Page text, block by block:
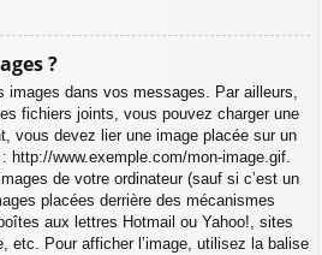
?
images dans vos messages. Par ailleurs,
fichiers joints, vous pouvez charger une
vous devez lier une image placée sur un
http://www.exemple.com/mon-image.gif.
de votre ordinateur (sauf si c’est un
placées derrière des mécanismes
aux lettres Hotmail ou Yahoo!, sites
etc. Pour afficher l’image, utilisez la balise